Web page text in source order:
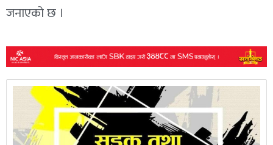
जनाएको छ ।